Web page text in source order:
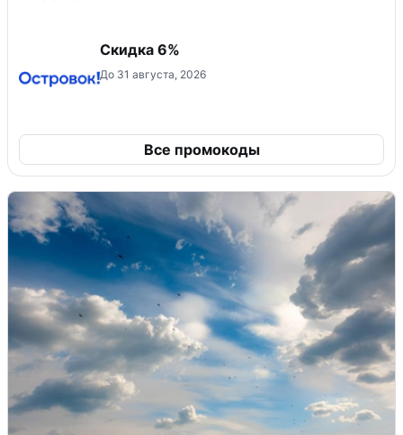
Скидка 6%
До 31 августа, 2026
Все промокоды